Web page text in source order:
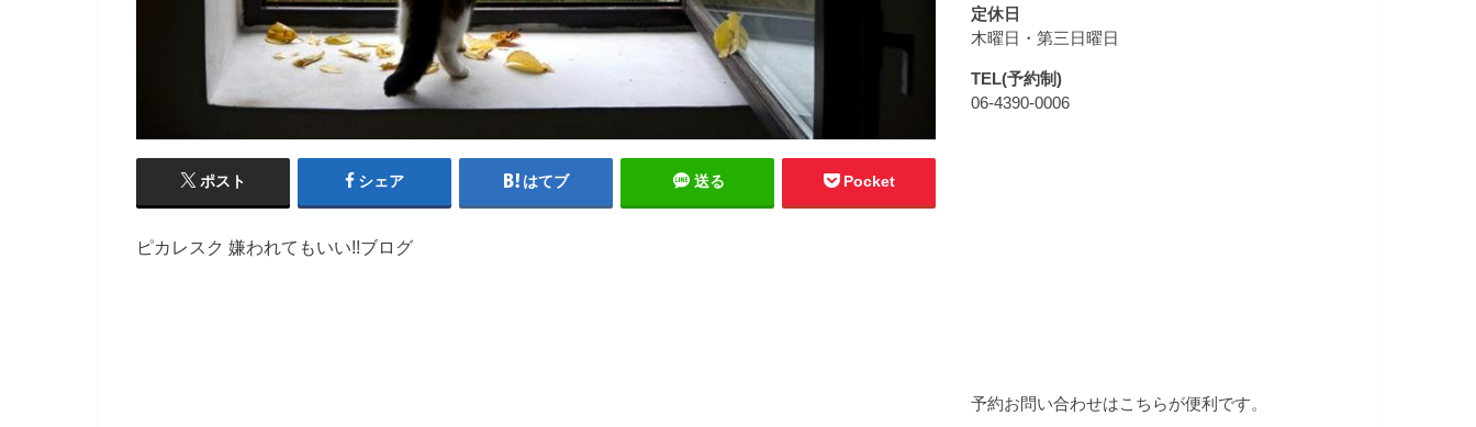
ポスト シェア はてブ 送る Pocket
ピカレスク 嫌われてもいい!!ブログ
定休日
木曜日・第三日曜日
TEL(予約制)
06-4390-0006
予約お問い合わせはこちらが便利です。